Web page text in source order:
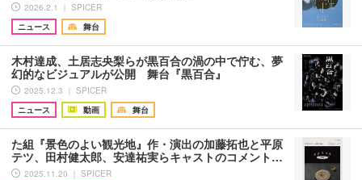
2026.2.1 ｜ SPICER
ニュース
舞台
木村達成、土居志央梨らが黒百合の渦の中で佇む、夢
幻的なビジュアルが公開 舞台『黒百合』
2025.12.3 ｜ SPICER
ニュース
動画 舞台
た組『景色のよい観光地』作・演出の加藤拓也と平原
テツ、田村健太郎、安達祐実らキャストのコメント…
2025.11.20 ｜ SPICER